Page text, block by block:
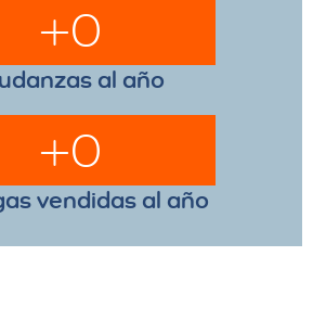
al año
+0
vendidas al año
+0